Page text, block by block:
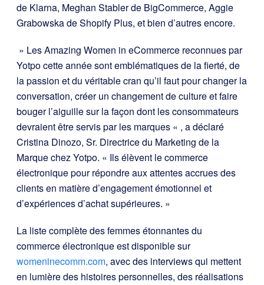
de Klarna, Meghan Stabler de BigCommerce, Aggie
Grabowska de Shopify Plus, et bien d’autres encore.
» Les Amazing Women in eCommerce reconnues par
Yotpo cette année sont emblématiques de la fierté, de
la passion et du véritable cran qu’il faut pour changer la
conversation, créer un changement de culture et faire
bouger l’aiguille sur la façon dont les consommateurs
devraient être servis par les marques « , a déclaré
Cristina Dinozo, Sr. Directrice du Marketing de la
Marque chez Yotpo. « Ils élèvent le commerce
électronique pour répondre aux attentes accrues des
clients en matière d’engagement émotionnel et
d’expériences d’achat supérieures. »
La liste complète des femmes étonnantes du
commerce électronique est disponible sur
womeninecomm.com, avec des interviews qui mettent
en lumière des histoires personnelles, des réalisations